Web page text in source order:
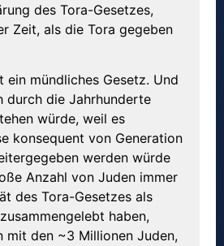
des Tora-Gesetzes,
Zeit, als die Tora gegeben
ein mündliches Gesetz. Und
durch die Jahrhunderte
würde, weil es
konsequent von Generation
werden würde
Anzahl von Juden immer
des Tora-Gesetzes als
haben,
mit den ~3 Millionen Juden,